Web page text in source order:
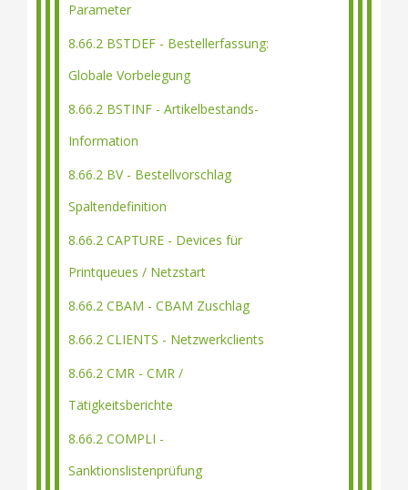
Parameter
8.66.2 BSTDEF - Bestellerfassung:
Globale Vorbelegung
8.66.2 BSTINF - Artikelbestands-
Information
8.66.2 BV - Bestellvorschlag
Spaltendefinition
8.66.2 CAPTURE - Devices für
Printqueues / Netzstart
8.66.2 CBAM - CBAM Zuschlag
8.66.2 CLIENTS - Netzwerkclients
8.66.2 CMR - CMR /
Tätigkeitsberichte
8.66.2 COMPLI -
Sanktionslistenprüfung